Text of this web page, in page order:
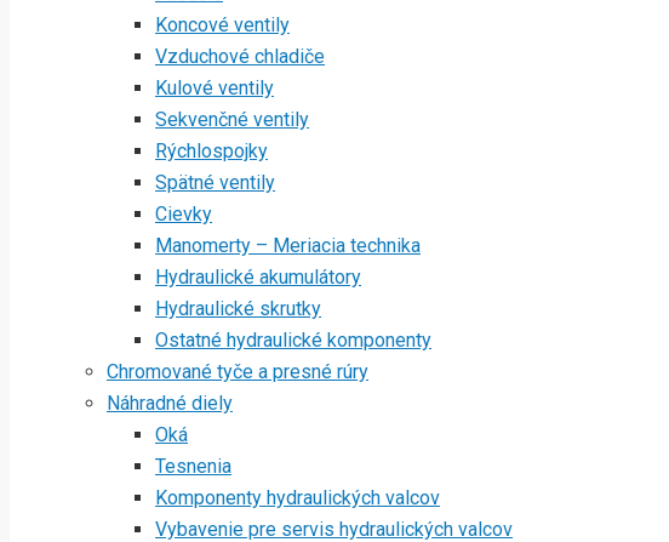
Koncové ventily
Vzduchové chladiče
Kulové ventily
Sekvenčné ventily
Rýchlospojky
Spätné ventily
Cievky
Manomerty – Meriacia technika
Hydraulické akumulátory
Hydraulické skrutky
Ostatné hydraulické komponenty
Chromované tyče a presné rúry
Náhradné diely
Oká
Tesnenia
Komponenty hydraulických valcov
Vybavenie pre servis hydraulických valcov